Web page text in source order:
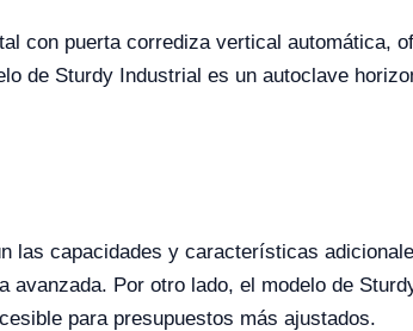
con puerta corrediza vertical automática,
de Sturdy Industrial es un autoclave
las capacidades y características
avanzada. Por otro lado, el modelo de
para presupuestos más ajustados.